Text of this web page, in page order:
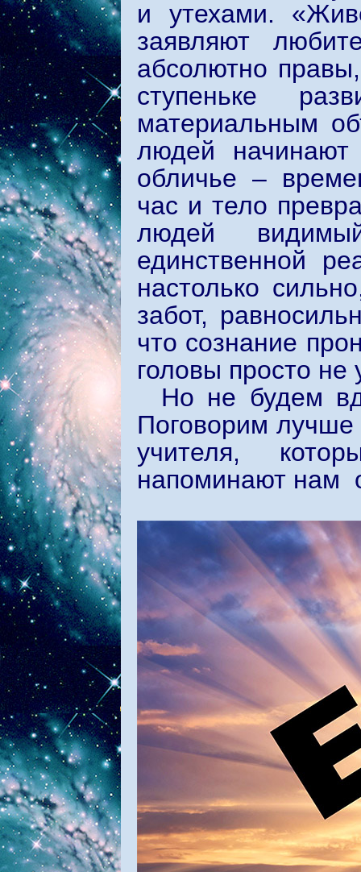
и утехами.
заявляют
абсолютно
ступеньке
материальным
людей
обличье –
час и тело
людей
единственной
настолько
забот,
что сознание
головы просто не
Но не будем
Поговорим
учителя,
напоминают нам